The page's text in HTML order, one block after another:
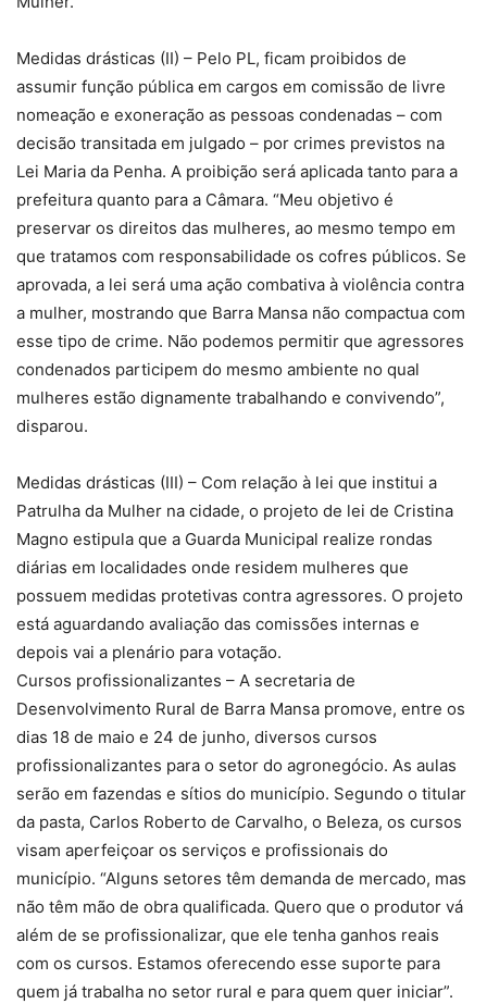
Medidas drásticas (II) – Pelo PL, ficam proibidos de
assumir função pública em cargos em comissão de livre
nomeação e exoneração as pessoas condenadas – com
decisão transitada em julgado – por crimes previstos na
Lei Maria da Penha. A proibição será aplicada tanto para a
prefeitura quanto para a Câmara. “Meu objetivo é
preservar os direitos das mulheres, ao mesmo tempo em
que tratamos com responsabilidade os cofres públicos. Se
aprovada, a lei será uma ação combativa à violência contra
a mulher, mostrando que Barra Mansa não compactua com
esse tipo de crime. Não podemos permitir que agressores
condenados participem do mesmo ambiente no qual
mulheres estão dignamente trabalhando e convivendo”,
disparou.
Medidas drásticas (III) – Com relação à lei que institui a
Patrulha da Mulher na cidade, o projeto de lei de Cristina
Magno estipula que a Guarda Municipal realize rondas
diárias em localidades onde residem mulheres que
possuem medidas protetivas contra agressores. O projeto
está aguardando avaliação das comissões internas e
depois vai a plenário para votação.
Cursos profissionalizantes – A secretaria de
Desenvolvimento Rural de Barra Mansa promove, entre os
dias 18 de maio e 24 de junho, diversos cursos
profissionalizantes para o setor do agronegócio. As aulas
serão em fazendas e sítios do município. Segundo o titular
da pasta, Carlos Roberto de Carvalho, o Beleza, os cursos
visam aperfeiçoar os serviços e profissionais do
município. “Alguns setores têm demanda de mercado, mas
não têm mão de obra qualificada. Quero que o produtor vá
além de se profissionalizar, que ele tenha ganhos reais
com os cursos. Estamos oferecendo esse suporte para
quem já trabalha no setor rural e para quem quer iniciar”.